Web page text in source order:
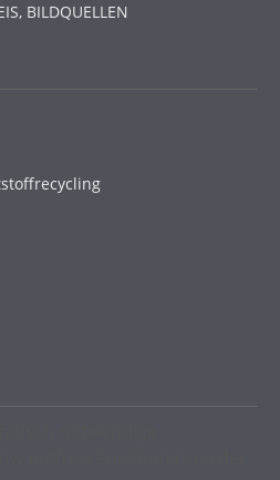
BILDQUELLEN
Funktionieren der